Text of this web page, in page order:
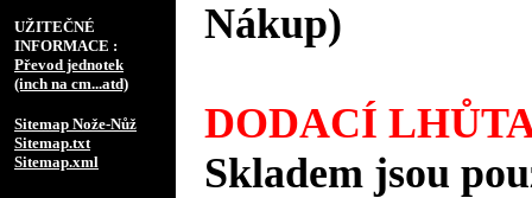
UŽITEČNÉ
INFORMACE :
Převod jednotek
(inch na cm...atd)
Sitemap Nože-Nůž
Sitemap.txt
Sitemap.xml
Nákup)
DODACÍ
Skladem jsou